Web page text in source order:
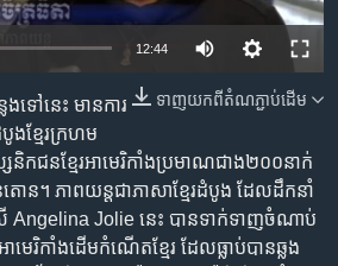
12:44
ទាញ​យក​ពី​តំណភ្ជាប់​ដើម
ទៅ​នេះ មាន​ការ​
ង​ខ្មែរ​ក្រហម‍​
និកជន​ខ្មែរ​អាមេរិកាំង​​ប្រមាណ​ជាង​២០០​នាក់​
ោន។ ភាពយន្ត​ជា​ភាសា​ខ្មែរ​ដំបូង​ ដែល​ដឹកនាំ​
Jolie នេះ​ បាន​ទាក់ទាញ​ចំណាប់​
មេរិកាំង​ដើម​កំណើត​ខ្មែរ​ ​ដែល​ធ្លាប់​បាន​ឆ្លង​